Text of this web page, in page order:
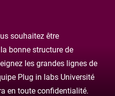
souhaitez être
bonne structure de
les grandes lignes de
Plug in labs Université
en toute confidentialité.